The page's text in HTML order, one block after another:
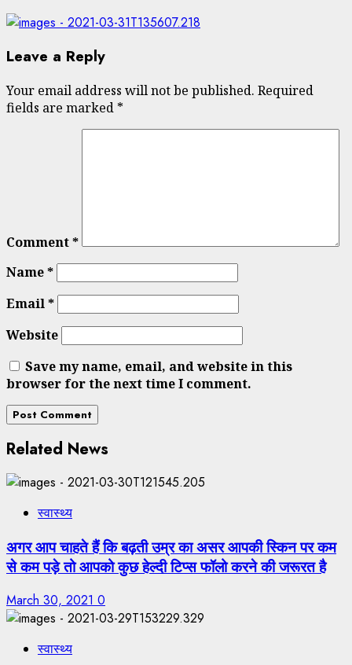
Leave a Reply
Your email address will not be published. Required
fields are marked *
Comment*
Name*
Email*
Website
Save my name, email, and website in this
browser for the next time I comment.
Related News
स्वास्थ्य
अगर आप चाहते हैं कि बढ़ती उम्र का असर आपकी स्‍क‍िन पर कम
से कम पड़े तो आपको कुछ हेल्‍दी ट‍िप्‍स फॉलो करने की जरूरत है
March 30, 2021 0
स्वास्थ्य